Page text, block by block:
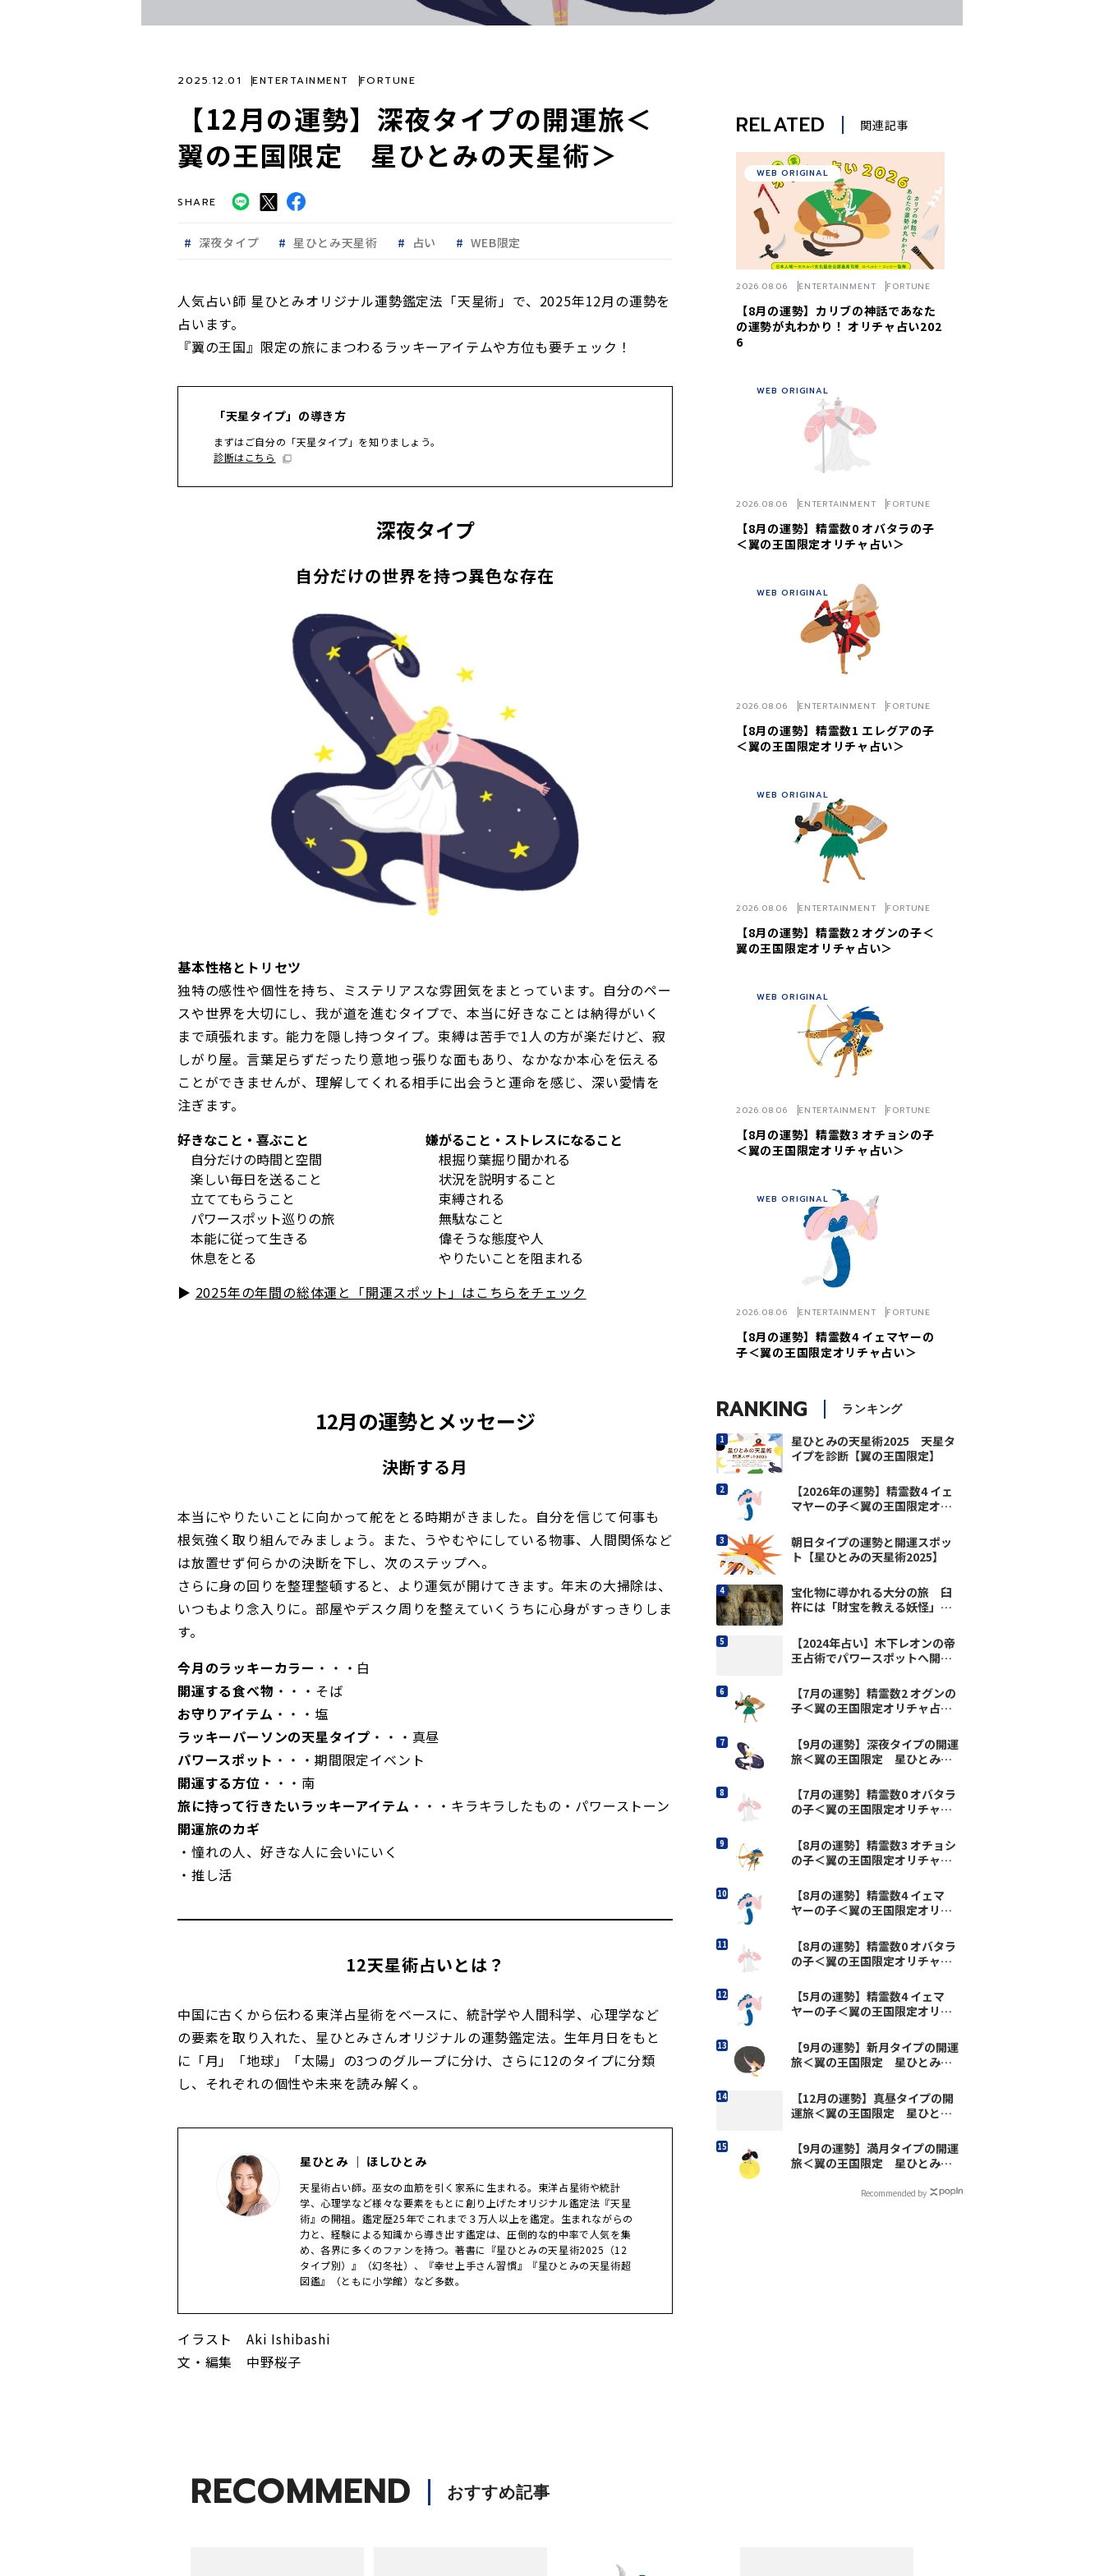
【12月の運勢】深夜タイプの開運旅＜
翼の王国限定 星ひとみの天星術＞
2025.12.01 ENTERTAINMENT FORTUNE
SHARE
深夜タイプ 星ひとみ天星術 占い WEB限定
人気占い師 星ひとみオリジナル運勢鑑定法「天星術」で、2025年12月の運勢を
占います。
『翼の王国』限定の旅にまつわるラッキーアイテムや方位も要チェック！
「天星タイプ」の導き方
まずはご自分の「天星タイプ」を知りましょう。
診断はこちら
深夜タイプ
自分だけの世界を持つ異色な存在
基本性格とトリセツ
独特の感性や個性を持ち、ミステリアスな雰囲気をまとっています。自分のペー
スや世界を大切にし、我が道を進むタイプで、本当に好きなことは納得がいく
まで頑張れます。能力を隠し持つタイプ。束縛は苦手で1人の方が楽だけど、寂
しがり屋。言葉足らずだったり意地っ張りな面もあり、なかなか本心を伝える
ことができませんが、理解してくれる相手に出会うと運命を感じ、深い愛情を
注ぎます。
好きなこと・喜ぶこと
自分だけの時間と空間
楽しい毎日を送ること
立ててもらうこと
パワースポット巡りの旅
本能に従って生きる
休息をとる
嫌がること・ストレスになること
根掘り葉掘り聞かれる
状況を説明すること
束縛される
無駄なこと
偉そうな態度や人
やりたいことを阻まれる
▶︎ 2025年の年間の総体運と「開運スポット」はこちらをチェック
12月の運勢とメッセージ
決断する月
本当にやりたいことに向かって舵をとる時期がきました。自分を信じて何事も
根気強く取り組んでみましょう。また、うやむやにしている物事、人間関係など
は放置せず何らかの決断を下し、次のステップへ。
さらに身の回りを整理整頓すると、より運気が開けてきます。年末の大掃除は、
いつもより念入りに。部屋やデスク周りを整えていくうちに心身がすっきりしま
す。
今月のラッキーカラー ・・・白
開運する食べ物 ・・・そば
お守りアイテム ・・・塩
ラッキーパーソンの天星タイプ ・・・真昼
パワースポット ・・・期間限定イベント
開運する方位 ・・・南
旅に持って行きたいラッキーアイテム ・・・キラキラしたもの・パワーストーン
開運旅のカギ
・憧れの人、好きな人に会いにいく
・推し活
12天星術占いとは？
中国に古くから伝わる東洋占星術をベースに、統計学や人間科学、心理学など
の要素を取り入れた、星ひとみさんオリジナルの運勢鑑定法。生年月日をもと
に「月」「地球」「太陽」の3つのグループに分け、さらに12のタイプに分類
し、それぞれの個性や未来を読み解く。
星ひとみ ｜ ほしひとみ
天星術占い師。巫女の血筋を引く家系に生まれる。東洋占星術や統計
学、心理学など様々な要素をもとに創り上げたオリジナル鑑定法『天星
術』の開祖。鑑定歴25年でこれまで３万人以上を鑑定。生まれながらの
力と、経験による知識から導き出す鑑定は、圧倒的な的中率で人気を集
め、各界に多くのファンを持つ。著書に『星ひとみの天星術2025（12
タイプ別）』（幻冬社）、『幸せ上手さん習慣』『星ひとみの天星術超
図鑑』（ともに小学館）など多数。
イラスト Aki Ishibashi
文・編集 中野桜子
RELATED 関連記事
【8月の運勢】カリブの神話であなた
の運勢が丸わかり！ オリチャ占い202
6
2026.08.06 ENTERTAINMENT FORTUNE
WEB ORIGINAL
【8月の運勢】精霊数0 オバタラの子
＜翼の王国限定オリチャ占い＞
2026.08.06 ENTERTAINMENT FORTUNE
WEB ORIGINAL
【8月の運勢】精霊数1 エレグアの子
＜翼の王国限定オリチャ占い＞
2026.08.06 ENTERTAINMENT FORTUNE
WEB ORIGINAL
【8月の運勢】精霊数2 オグンの子＜
翼の王国限定オリチャ占い＞
2026.08.06 ENTERTAINMENT FORTUNE
WEB ORIGINAL
【8月の運勢】精霊数3 オチョシの子
＜翼の王国限定オリチャ占い＞
2026.08.06 ENTERTAINMENT FORTUNE
WEB ORIGINAL
【8月の運勢】精霊数4 イェマヤーの
子＜翼の王国限定オリチャ占い＞
2026.08.06 ENTERTAINMENT FORTUNE
WEB ORIGINAL
RANKING ランキング
星ひとみの天星術2025 天星タ
イプを診断【翼の王国限定】
【2026年の運勢】精霊数4 イェ
マヤーの子＜翼の王国限定オリ
朝日タイプの運勢と開運スポッ
ト【星ひとみの天星術2025】
宝化物に導かれる大分の旅 臼
杵には「財宝を教える妖怪」が
【2024年占い】木下レオンの帝
王占術でパワースポットへ開運
【7月の運勢】精霊数2 オグンの
子＜翼の王国限定オリチャ占い
【9月の運勢】深夜タイプの開運
旅＜翼の王国限定 星ひとみの
【7月の運勢】精霊数0 オバタラ
の子＜翼の王国限定オリチャ占
【8月の運勢】精霊数3 オチョシ
の子＜翼の王国限定オリチャ占
【8月の運勢】精霊数4 イェマ
ヤーの子＜翼の王国限定オリ
【8月の運勢】精霊数0 オバタラ
の子＜翼の王国限定オリチャ占
【5月の運勢】精霊数4 イェマ
ヤーの子＜翼の王国限定オリ
【9月の運勢】新月タイプの開運
旅＜翼の王国限定 星ひとみの
【12月の運勢】真昼タイプの開
運旅＜翼の王国限定 星ひとみ
【9月の運勢】満月タイプの開運
旅＜翼の王国限定 星ひとみの
Recommended by
RECOMMEND おすすめ記事